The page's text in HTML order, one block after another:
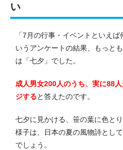
い
「7月の行事・イベントといえ
いうアンケートの結果、もっと
は「七夕」でした。
成人男女200人のうち、実に88
ジすると答えたのです。
七夕に見かける、笹の葉に色と
様子は、日本の夏の風物詩とし
でしょう。